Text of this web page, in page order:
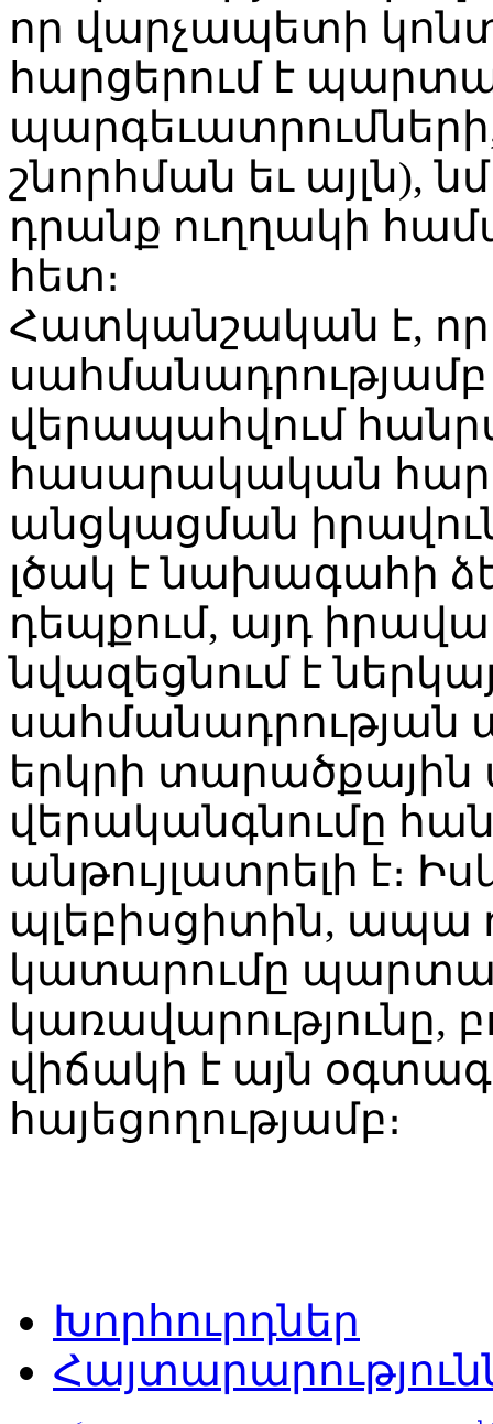
որ վարչապետի
հարցերում է
շնորհման եւ այլն),
դրանք ուղղակի
հետ։
Հատկանշական է, որ
վերապահվում
հասարակական
անցկացման
լծակ է նախագահի
դեպքում, այդ
նվազեցնում է
սահմանադրության
երկրի տարածքային
վերականգնումը
անթույլատրելի է։
պլեբիսցիտին, ապա
կատարումը
կառավարությունը,
վիճակի է այն
հայեցողությամբ։
Խորհուրդներ